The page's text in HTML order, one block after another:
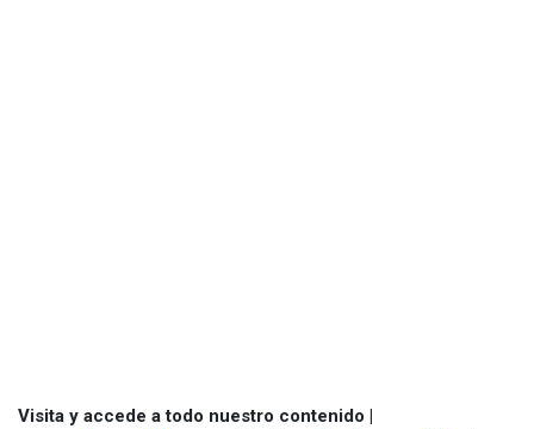
Visita y accede a todo nuestro contenido |